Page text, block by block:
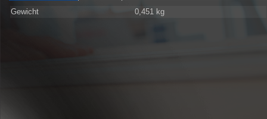
Gewicht 0,451 kg